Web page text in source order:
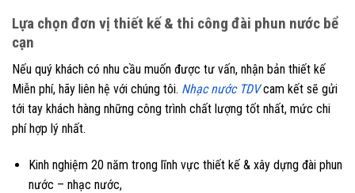
Lựa chọn đơn vị thiết kế & thi công đài phun nước bể
cạn
Nếu quý khách có nhu cầu muốn được tư vấn, nhận bản thiết kế
Miễn phí, hãy liên hệ với chúng tôi. Nhạc nước TDVcam kết sẽ gửi
tới tay khách hàng những công trình chất lượng tốt nhất, mức chi
phí hợp lý nhất.
Kinh nghiệm 20 năm trong lĩnh vực thiết kế & xây dựng đài phun
nước – nhạc nước,